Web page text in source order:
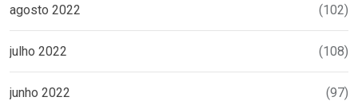
agosto 2022 (102)
julho 2022 (108)
junho 2022 (97)